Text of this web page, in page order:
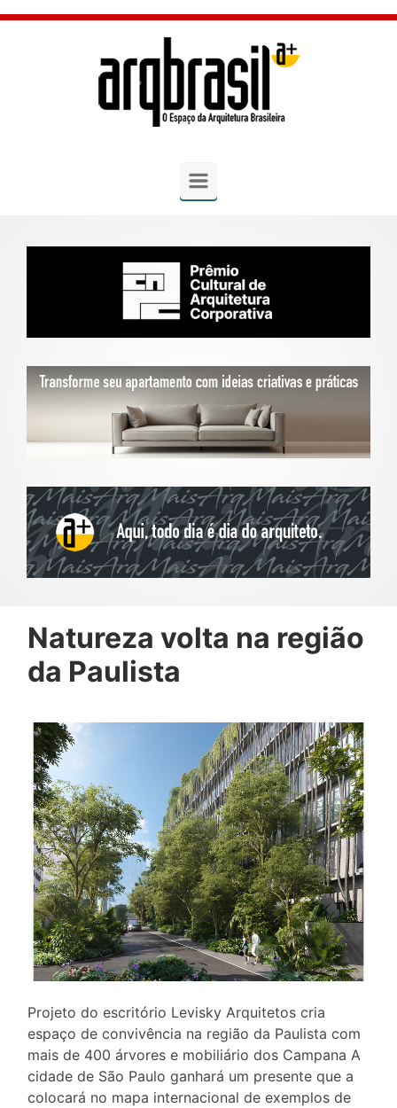
Skip to main content
Natureza volta na região
da Paulista
Projeto do escritório Levisky Arquitetos cria
espaço de convivência na região da Paulista com
mais de 400 árvores e mobiliário dos Campana A
cidade de São Paulo ganhará um presente que a
colocará no mapa internacional de exemplos de